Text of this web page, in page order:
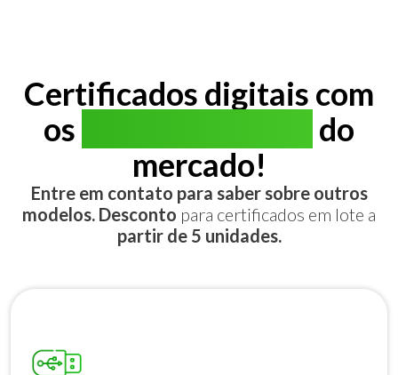
Certificados digitais com
os
do
mercado!
Entre em contato para saber sobre outros
modelos. Desconto para certificados em lote a
partir de 5 unidades.